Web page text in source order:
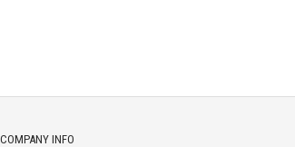
COMPANY INFO